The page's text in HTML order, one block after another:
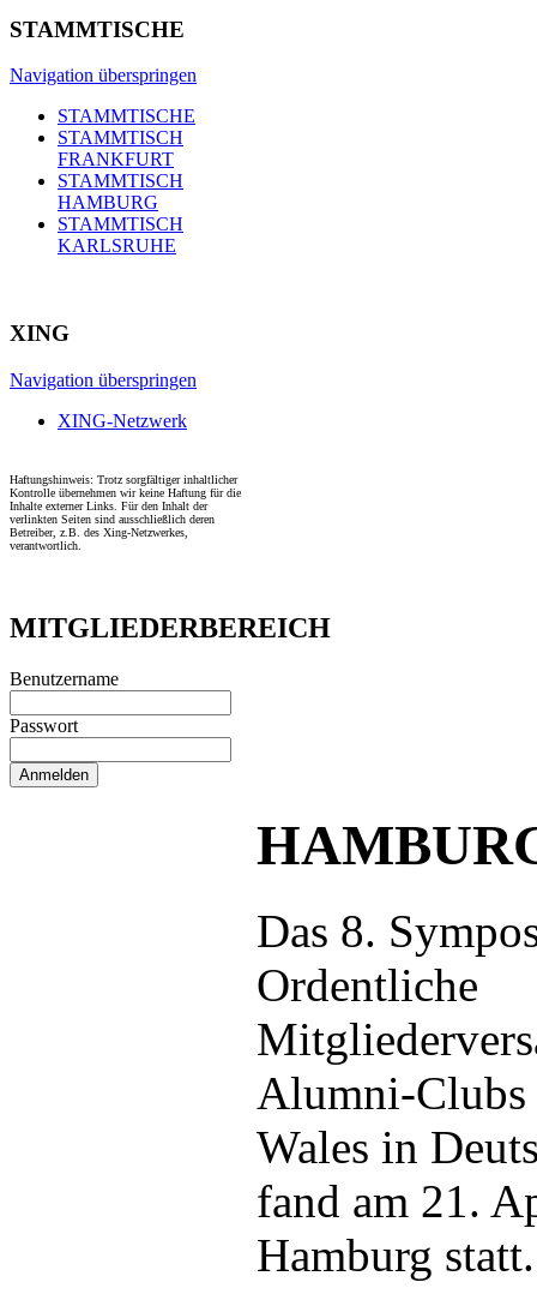
STAMMTISCHE
Navigation überspringen
STAMMTISCHE
STAMMTISCH
FRANKFURT
STAMMTISCH
HAMBURG
STAMMTISCH
KARLSRUHE
XING
Navigation überspringen
XING-Netzwerk
Haftungshinweis: Trotz sorgfältiger inhaltlicher
Kontrolle übernehmen wir keine Haftung für die
Inhalte externer Links. Für den Inhalt der
verlinkten Seiten sind ausschließlich deren
Betreiber, z.B. des Xing-Netzwerkes,
verantwortlich.
MITGLIEDERBEREICH
Benutzername
Passwort
Das 8.
Ordentliche
Alumni-
Wales in
fand am 21.
Hamburg statt.